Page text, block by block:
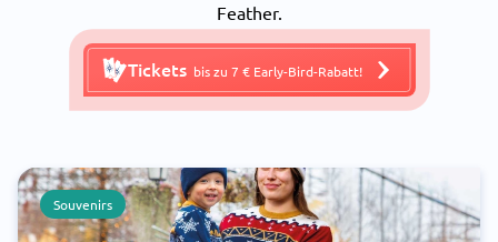
Feather.
Tickets bis zu 7 € Early-Bird-Rabatt!
Souvenirs